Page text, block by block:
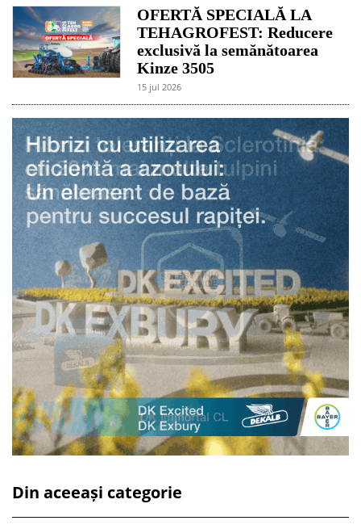
OFERTĂ SPECIALĂ LA
TEHAGROFEST: Reducere
exclusivă la semănătoarea
Kinze 3505
15 jul 2026
Din aceeași categorie